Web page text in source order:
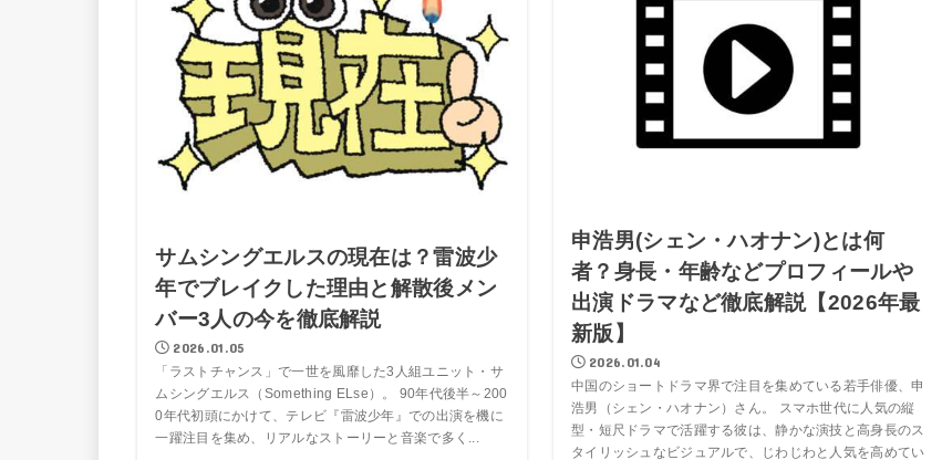
サムシングエルスの現在は？雷波少
年でブレイクした理由と解散後メン
バー3人の今を徹底解説
2026.01.05
「ラストチャンス」で一世を風靡した3人組ユニット・サ
ムシングエルス（Something ELse）。 90年代後半～200
0年代初頭にかけて、テレビ『雷波少年』での出演を機に
一躍注目を集め、リアルなストーリーと音楽で多く...
申浩男(シェン・ハオナン)とは何
者？身長・年齢などプロフィールや
出演ドラマなど徹底解説【2026年最
新版】
2026.01.04
中国のショートドラマ界で注目を集めている若手俳優、申
浩男（シェン・ハオナン）さん。 スマホ世代に人気の縦
型・短尺ドラマで活躍する彼は、静かな演技と高身長のス
タイリッシュなビジュアルで、じわじわと人気を高めてい